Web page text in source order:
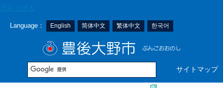
Language： English 简体中文 繁体中文 한국어
サイトマップ